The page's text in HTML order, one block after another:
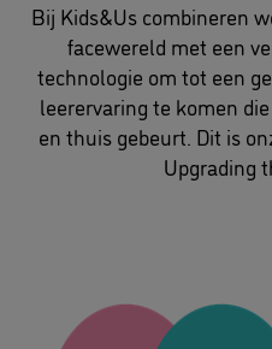
Bij Kids&Us combineren
facewereld met een
technologie om tot een
leerervaring te komen
en thuis gebeurt. Dit is
Upgrading